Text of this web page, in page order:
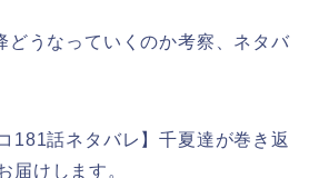
どうなっていくのか考察、ネタバ
181話ネタバレ】千夏達が巻き返
届けします。